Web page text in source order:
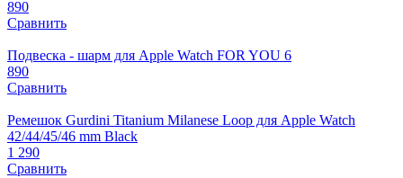
890
Сравнить
Подвеска - шарм для Apple Watch FOR YOU 6
890
Сравнить
Ремешок Gurdini Titanium Milanese Loop для Apple Watch
42/44/45/46 mm Black
1 290
Сравнить